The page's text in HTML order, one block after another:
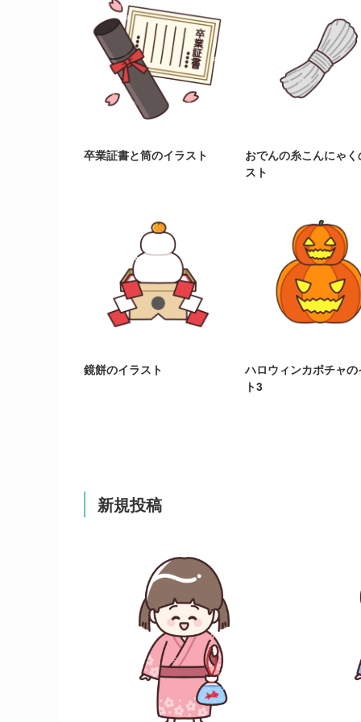
卒業証書と筒のイラスト
おでんの糸こんにゃ
スト
鏡餅のイラスト
ハロウィンカボチャ
ト3
新規投稿